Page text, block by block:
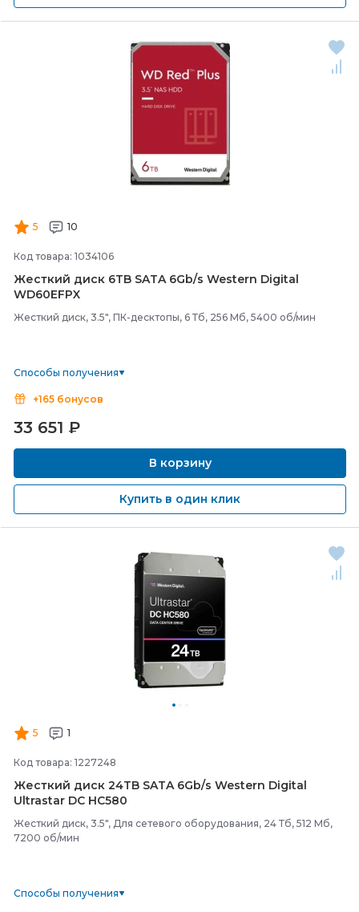
5 10
Код товара: 1034106
Жесткий диск 6TB SATA 6Gb/s Western Digital
WD60EFPX
Жесткий диск, 3.5", ПК-десктопы, 6 Тб, 256 Мб, 5400 об/мин
Способы получения
+165 бонусов
33 651 ₽
В корзину
Купить в один клик
5 1
Код товара: 1227248
Жесткий диск 24TB SATA 6Gb/s Western Digital
Ultrastar DC HC580
Жесткий диск, 3.5", Для сетевого оборудования, 24 Тб, 512 Мб,
7200 об/мин
Способы получения